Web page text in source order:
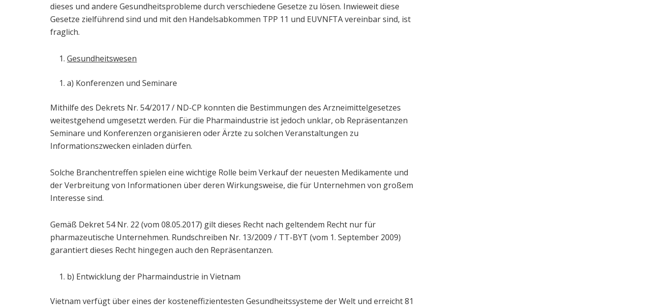
dieses und andere Gesundheitsprobleme durch verschiedene Gesetze zu lösen. Inwieweit diese
Gesetze zielführend sind und mit den Handelsabkommen TPP 11 und EUVNFTA vereinbar sind, ist
fraglich.
Gesundheitswesen
a) Konferenzen und Seminare
Mithilfe des Dekrets Nr. 54/2017 / ND-CP konnten die Bestimmungen des Arzneimittelgesetzes
weitestgehend umgesetzt werden. Für die Pharmaindustrie ist jedoch unklar, ob Repräsentanzen
Seminare und Konferenzen organisieren oder Ärzte zu solchen Veranstaltungen zu
Informationszwecken einladen dürfen.
Solche Branchentreffen spielen eine wichtige Rolle beim Verkauf der neuesten Medikamente und
der Verbreitung von Informationen über deren Wirkungsweise, die für Unternehmen von großem
Interesse sind.
Gemäß Dekret 54 Nr. 22 (vom 08.05.2017) gilt dieses Recht nach geltendem Recht nur für
pharmazeutische Unternehmen. Rundschreiben Nr. 13/2009 / TT-BYT (vom 1. September 2009)
garantiert dieses Recht hingegen auch den Repräsentanzen.
b) Entwicklung der Pharmaindustrie in Vietnam
Vietnam verfügt über eines der kosteneffizientesten Gesundheitssysteme der Welt und erreicht 81